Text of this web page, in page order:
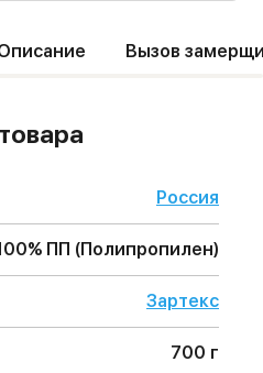
Вызов
Россия
ПП (Полипропилен)
Зартекс
700 г